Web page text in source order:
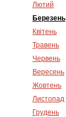
Лютий
Березень
Квітень
Травень
Червень
Вересень
Жовтень
Листопад
Грудень